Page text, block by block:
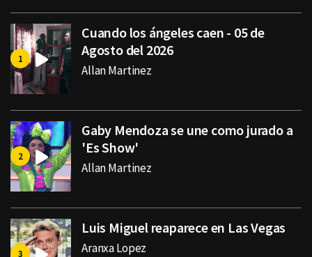
Cuando los ángeles caen - 05 de
Agosto del 2026
Allan Martinez
Gaby Mendoza se une como jurado a
'Es Show'
Allan Martinez
Luis Miguel reaparece en Las Vegas
Aranxa Lopez